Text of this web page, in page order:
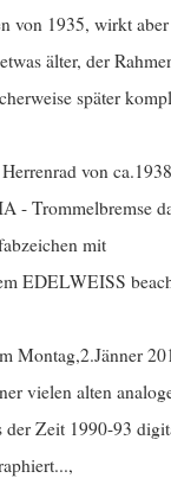
von 1935, wirkt aber
älter, der
später
von
- Trommelbremse
mit
EDELWEISS
Montag,2.Jänner
vielen alten
der Zeit 1990-93